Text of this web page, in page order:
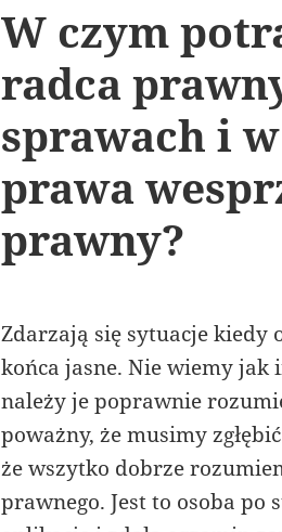
W czym
radca
sprawach i
prawa
prawny?
Zdarzają się sytuacje kiedy
końca jasne. Nie wiemy
należy je poprawnie
poważny, że musimy
że wszytko dobrze
prawnego. Jest to osoba po